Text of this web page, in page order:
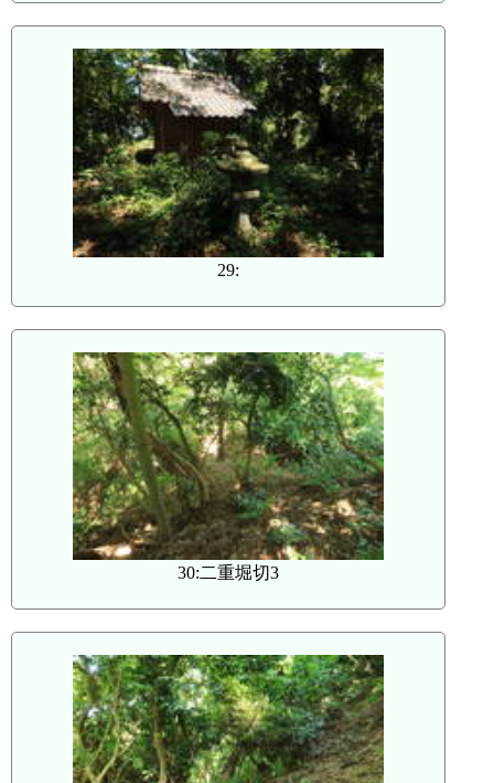
29:
30:二重堀切3